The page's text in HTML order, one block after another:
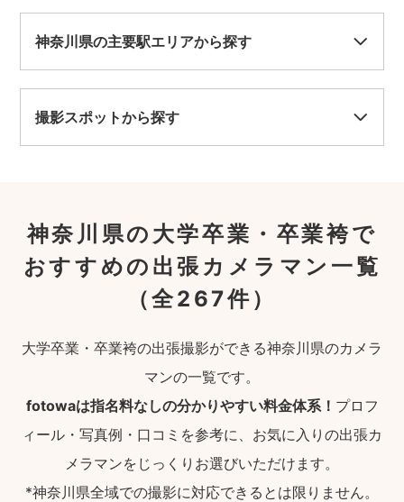
神奈川県の主要駅エリアから探す
撮影スポットから探す
神奈川県の大学卒業・卒業袴で
おすすめの出張カメラマン一覧
（全267件）
大学卒業・卒業袴の出張撮影ができる神奈川県のカメラ
マンの一覧です。
fotowaは指名料なしの分かりやすい料金体系！ プロフ
ィール・写真例・口コミを参考に、お気に入りの出張カ
メラマンをじっくりお選びいただけます。
*神奈川県全域での撮影に対応できるとは限りません。